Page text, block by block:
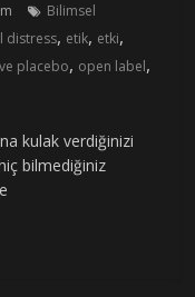
Bilimsel
distress, etik, etki,
placebo, open label,
kulak verdiğinizi
bilmediğiniz